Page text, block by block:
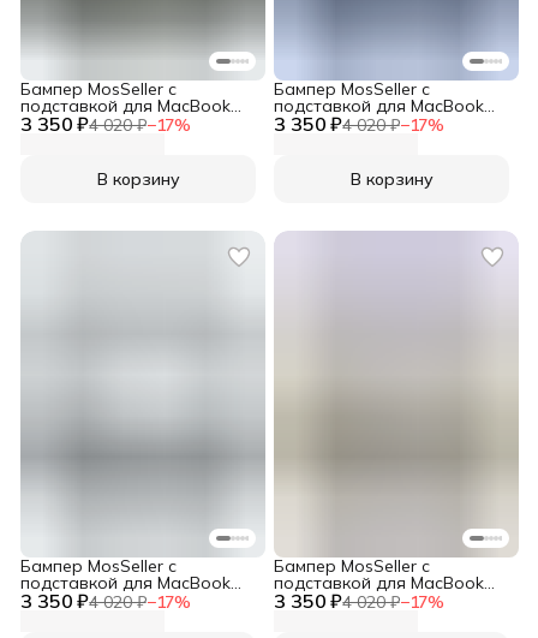
3 350 ₽4 020 ₽−17%
Бампер MosSeller c
подставкой для MacBook
Air 15.3 (M2, M3, M4, M5),
В корзину
3 350 ₽4 020 ₽−17%
Бампер MosSeller c
подставкой для MacBook
Air 15.3 (M2, M3, M4, M5),
В корзину
3 350 ₽4 020 ₽−17%
Бампер MosSeller c
подставкой для MacBook
Air 15.3 (M2, M3, M4, M5), 3 350 ₽4 020 ₽−17%
Бампер MosSeller c
подставкой для MacBook
Air 15.3 (M2, M3, M4, M5),